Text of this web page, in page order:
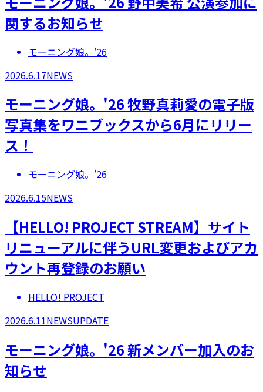
関するお知らせ
モーニング娘。'26
2026.6.17NEWS
モーニング娘。'26 牧野真莉愛の電子版
写真集をワニブックスから6月にリリー
ス！
モーニング娘。'26
2026.6.15NEWS
【HELLO! PROJECT STREAM】サイト
リニューアルに伴うURL変更およびアカ
ウント再登録のお願い
HELLO! PROJECT
2026.6.11NEWSUPDATE
モーニング娘。'26 新メンバー加入のお
知らせ